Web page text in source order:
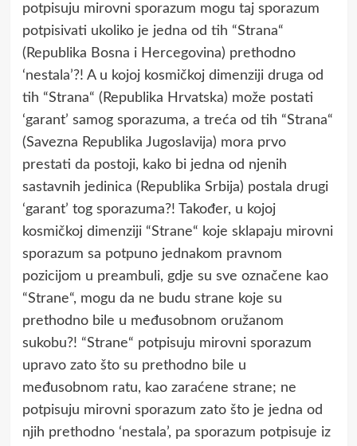
potpisuju mirovni sporazum mogu taj sporazum
potpisivati ukoliko je jedna od tih “Strana“
(Republika Bosna i Hercegovina) prethodno
‘nestala’?! A u kojoj kosmičkoj dimenziji druga od
tih “Strana“ (Republika Hrvatska) može postati
‘garant’ samog sporazuma, a treća od tih “Strana“
(Savezna Republika Jugoslavija) mora prvo
prestati da postoji, kako bi jedna od njenih
sastavnih jedinica (Republika Srbija) postala drugi
‘garant’ tog sporazuma?! Također, u kojoj
kosmičkoj dimenziji “Strane“ koje sklapaju mirovni
sporazum sa potpuno jednakom pravnom
pozicijom u preambuli, gdje su sve označene kao
“Strane“, mogu da ne budu strane koje su
prethodno bile u međusobnom oružanom
sukobu?! “Strane“ potpisuju mirovni sporazum
upravo zato što su prethodno bile u
međusobnom ratu, kao zaraćene strane; ne
potpisuju mirovni sporazum zato što je jedna od
njih prethodno ‘nestala’, pa sporazum potpisuje iz